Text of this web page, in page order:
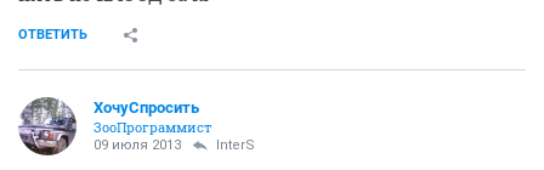
ОТВЕТИТЬ
ХочуСпросить
ЗооПрограммист
09 июля 2013 InterS